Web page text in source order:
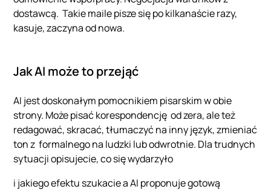
dostawcą. Takie maile pisze się po kilkanaście razy,
kasuje, zaczyna od nowa.
Jak AI może to przejąć
AI jest doskonałym pomocnikiem pisarskim w obie
strony. Może pisać korespondencję od zera, ale też
redagować, skracać, tłumaczyć na inny język, zmieniać
ton z formalnego na ludzki lub odwrotnie. Dla trudnych
sytuacji opisujecie, co się wydarzyło
i jakiego efektu szukacie a AI proponuje gotową